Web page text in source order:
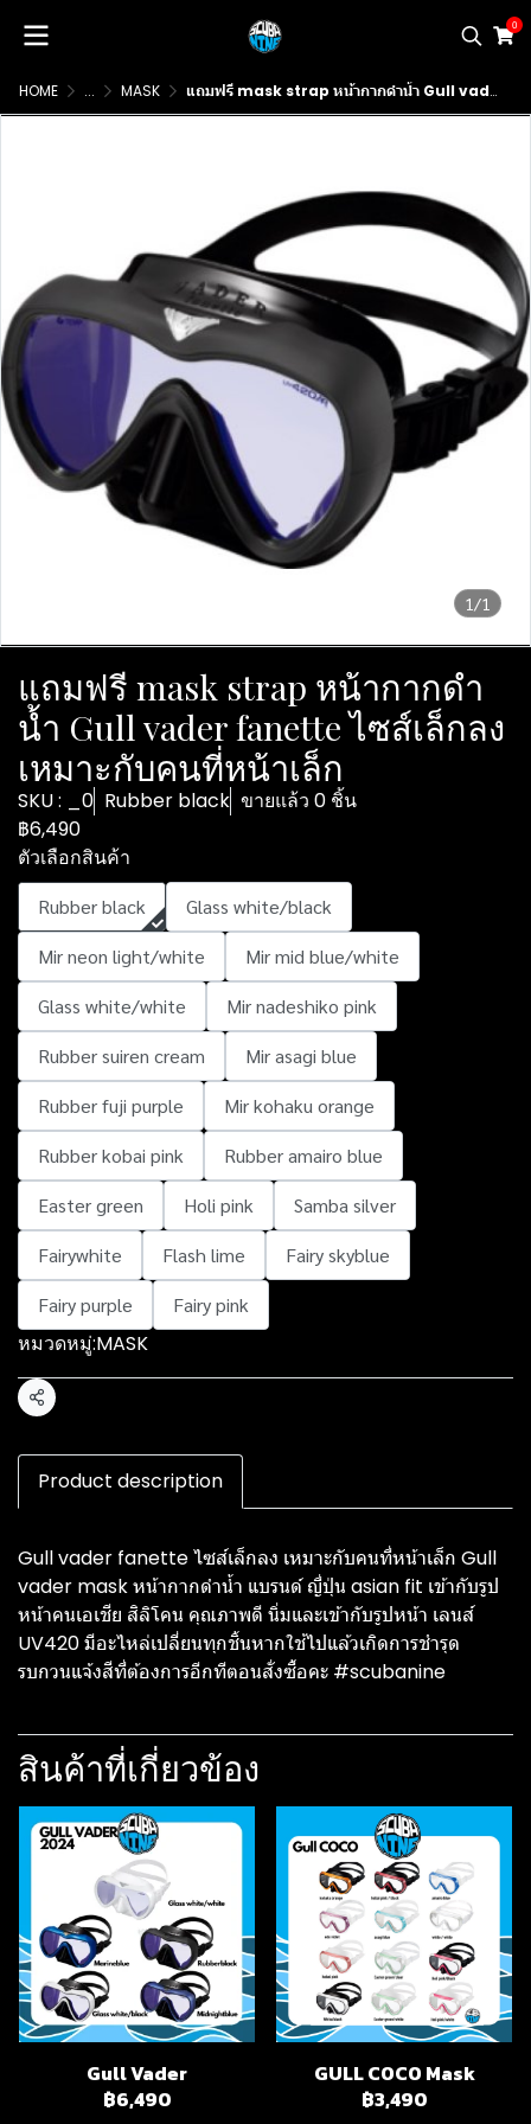
0
HOME ... MASK แถมฟรี mask strap หน้ากากดำน้ำ Gull vader fanette ไซส์เล็กลง เหมาะกับคนที่หน้าเล็ก
1/1
แถมฟรี mask strap หน้ากากดำ
น้ำ Gull vader fanette ไซส์เล็กลง
เหมาะกับคนที่หน้าเล็ก
SKU : _0 Rubber black ขายแล้ว 0 ชิ้น
฿6,490
ตัวเลือกสินค้า
Rubber black
Glass white/black
Mir neon light/white
Mir mid blue/white
Glass white/white
Mir nadeshiko pink
Rubber suiren cream
Mir asagi blue
Rubber fuji purple
Mir kohaku orange
Rubber kobai pink
Rubber amairo blue
Easter green
Holi pink
Samba silver
Fairywhite
Flash lime
Fairy skyblue
Fairy purple
Fairy pink
หมวดหมู่:MASK
แชร์
Product description
Gull vader fanette ไซส์เล็กลง เหมาะกับคนที่หน้าเล็ก Gull
vader mask หน้ากากดำน้ำ แบรนด์ ญี่ปุ่น asian fit เข้ากับรูป
หน้าคนเอเชีย สิลิโคน คุณภาพดี นิ่มและเข้ากับรูปหน้า เลนส์
UV420 มีอะไหล่เปลี่ยนทุกชิ้นหากใช้ไปแล้วเกิดการชำรุด
รบกวนแจ้งสีที่ต้องการอีกทีตอนสั่งซื้อคะ #scubanine
สินค้าที่เกี่ยวข้อง
Gull Vader
฿6,490
GULL COCO Mask
฿3,490